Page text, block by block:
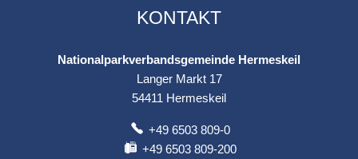
KONTAKT
Nationalparkverbandsgemeinde Hermeskeil
Langer Markt 17
54411 Hermeskeil
+49 6503 809-0
+49 6503 809-200